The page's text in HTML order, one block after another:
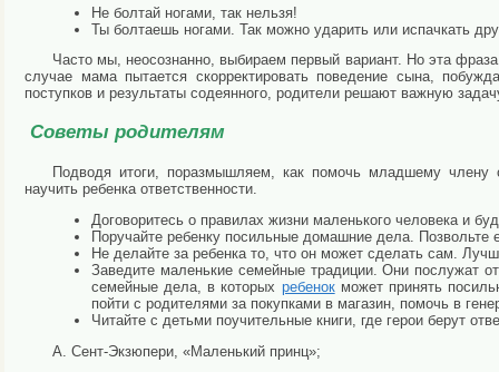
Не болтай ногами, так нельзя!
Ты болтаешь ногами. Так можно ударить или испачкать
Часто мы, неосознанно, выбираем первый вариант. Но эта
случае мама пытается скорректировать поведение сына,
поступков и результаты содеянного, родители решают важную
Советы родителям
Подводя итоги, поразмышляем, как помочь младшему члену
научить ребенка ответственности.
Договоритесь о правилах жизни маленького человека и
Поручайте ребенку посильные домашние дела. Позвольте
Не делайте за ребенка то, что он может сделать сам.
Заведите маленькие семейные традиции. Они послужат
семейные дела, в которых ребенокможет принять
пойти с родителями за покупками в магазин, помочь в
Читайте с детьми поучительные книги, где герои берут
А. Сент-Экзюпери, «Маленький принц»;